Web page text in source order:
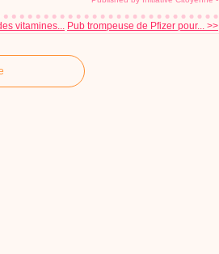
vitamines... Pub trompeuse de Pfizer pour... >>